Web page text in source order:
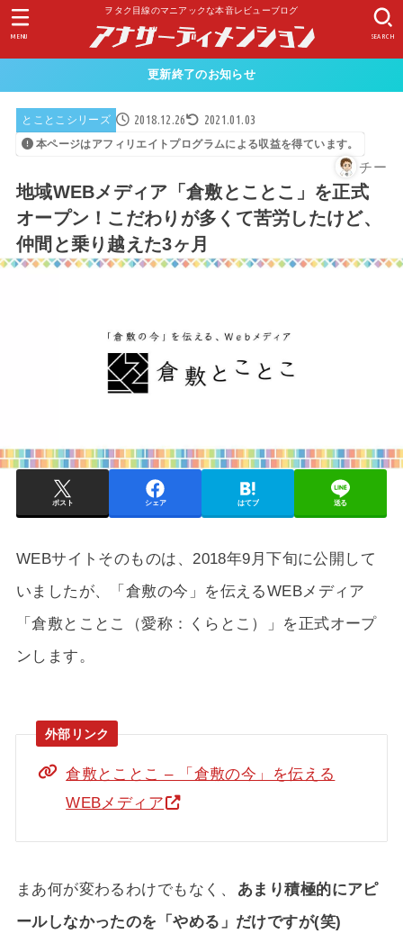
ヲタク目線のマニアックな本音レビューブログ
SEARCH
MENU
更新終了のお知らせ
とことこシリーズ 2018.12.26 2021.01.03
本ページはアフィリエイトプログラムによる収益を得ています。
チー
地域WEBメディア「倉敷とことこ」を正式
オープン！こだわりが多くて苦労したけど、
仲間と乗り越えた3ヶ月
ポスト シェア はてブ 送る
WEBサイトそのものは、2018年9月下旬に公開して
いましたが、「倉敷の今」を伝えるWEBメディア
「倉敷とことこ（愛称：くらとこ）」を正式オープ
ンします。
倉敷とことこ – 「倉敷の今」を伝える
WEBメディア
まあ何が変わるわけでもなく、
あまり積極的にアピ
ールしなかったのを「やめる」だけですが(笑)